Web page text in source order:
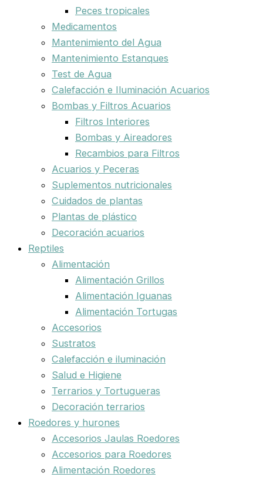
Peces tropicales
Medicamentos
Mantenimiento del Agua
Mantenimiento Estanques
Test de Agua
Calefacción e Iluminación Acuarios
Bombas y Filtros Acuarios
Filtros Interiores
Bombas y Aireadores
Recambios para Filtros
Acuarios y Peceras
Suplementos nutricionales
Cuidados de plantas
Plantas de plástico
Decoración acuarios
Reptiles
Alimentación
Alimentación Grillos
Alimentación Iguanas
Alimentación Tortugas
Accesorios
Sustratos
Calefacción e iluminación
Salud e Higiene
Terrarios y Tortugueras
Decoración terrarios
Roedores y hurones
Accesorios Jaulas Roedores
Accesorios para Roedores
Alimentación Roedores